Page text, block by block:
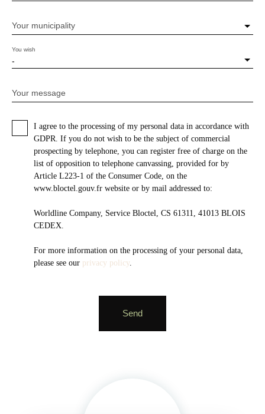
Your municipality
-
You wish
Your message
I agree to the processing of my personal data in accordance with
GDPR. If you do not wish to be the subject of commercial
prospecting by telephone, you can register free of charge on the
list of opposition to telephone canvassing, provided for by
Article L223-1 of the Consumer Code, on the
www.bloctel.gouv.fr website or by mail addressed to:
Worldline Company, Service Bloctel, CS 61311, 41013 BLOIS
CEDEX.
For more information on the processing of your personal data,
please see our privacy policy.
Send